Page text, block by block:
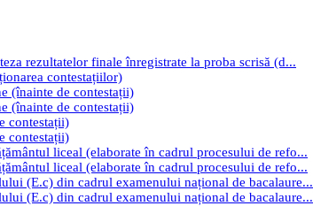
rezultatelor finale înregistrate la proba scrisă (d...
contestațiilor)
(înainte de contestații)
(înainte de contestații)
contestații)
contestații)
liceal (elaborate în cadrul procesului de refo...
liceal (elaborate în cadrul procesului de refo...
(E.c) din cadrul examenului național de bacalaure...
(E.c) din cadrul examenului național de bacalaure...